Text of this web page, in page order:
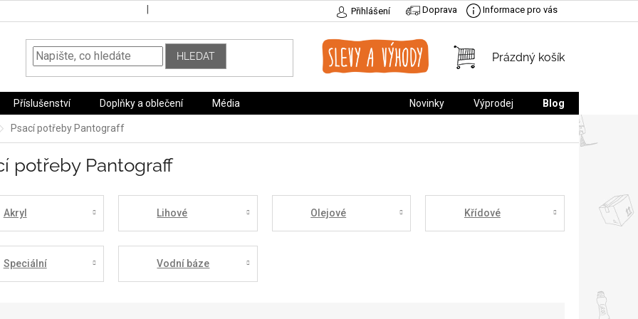
Přihlášení Doprava Informace pro vás
HLEDAT
NÁKUPNÍ
Prázdný košík
Příslušenství Doplňky a oblečení Média Novinky Výprodej Blog
Psací potřeby Pantograff
potřeby Pantograff
Akryl Lihové Olejové Křídové
Speciální Vodní báze